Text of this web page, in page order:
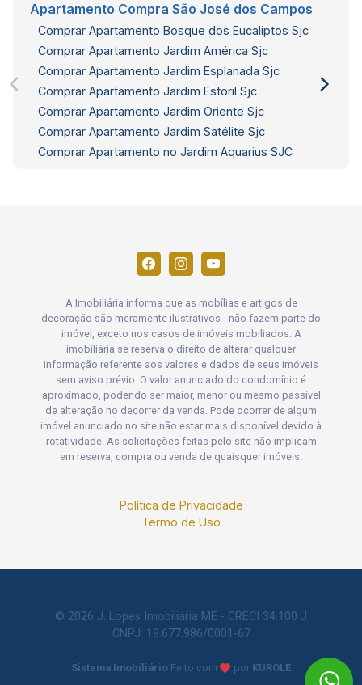
Apartamento Compra São José dos Campos
Comprar Apartamento Bosque dos Eucaliptos Sjc
Comprar Apartamento Jardim América Sjc
Comprar Apartamento Jardim Esplanada Sjc
Comprar Apartamento Jardim Estoril Sjc
Comprar Apartamento Jardim Oriente Sjc
Comprar Apartamento Jardim Satélite Sjc
Comprar Apartamento no Jardim Aquarius SJC
A Imobiliária informa que as mobílias e artigos de
decoração são meramente ilustrativos - não fazem parte do
imóvel, exceto nos casos de imóveis mobiliados. A
imobiliária se reserva o direito de alterar qualquer
informação referente aos valores e dados de seus imóveis
sem aviso prévio. O valor anunciado do condomínio é
aproximado, podendo ser maior, menor ou mesmo passível
de alteração no decorrer da venda. Pode ocorrer de algum
imóvel anunciado no site não estar mais disponível devido à
rotatividade. As solicitações feitas pelo site não implicam
em reserva, compra ou venda de quaisquer imóveis.
Política de Privacidade
Termo de Uso
© 2026 J. Lopes Imobiliária ME - CRECI 34.100 J
CNPJ: 19.677.986/0001-67
Sistema Imobiliário Feito com por KUROLE